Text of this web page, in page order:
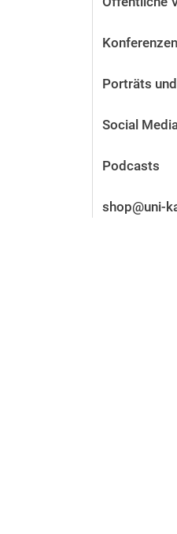
Stellenangebote
Alum­ni und Freunde
Kontakt und
Porträts
Social
Podcasts
shop@uni-